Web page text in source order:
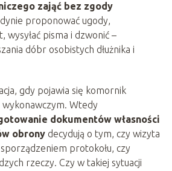
zająć bez zgody
proponować ugody,
wysyłać pisma i dzwonić –
dóbr osobistych dłużnika i
gdy pojawia się komornik
wykonawczym. Wtedy
dokumentów własności
obronydecydują o tym, czy wizyta
protokołu, czy
rzeczy. Czy w takiej sytuacji